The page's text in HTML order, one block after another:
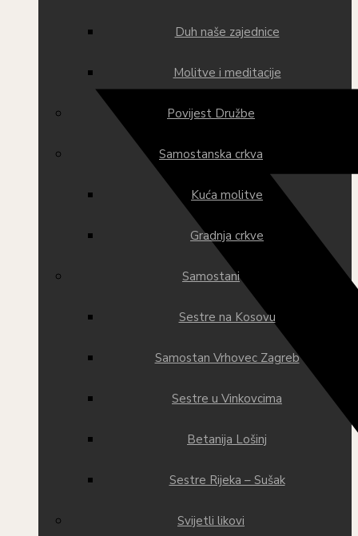
Duh naše zajednice
Molitve i meditacije
Povijest Družbe
Samostanska crkva
Kuća molitve
Gradnja crkve
Samostani
Sestre na Kosovu
Samostan Vrhovec Zagreb
Sestre u Vinkovcima
Betanija Lošinj
Sestre Rijeka – Sušak
Svijetli likovi